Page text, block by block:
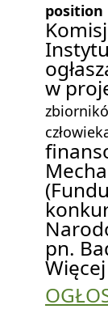
position
w
pn.